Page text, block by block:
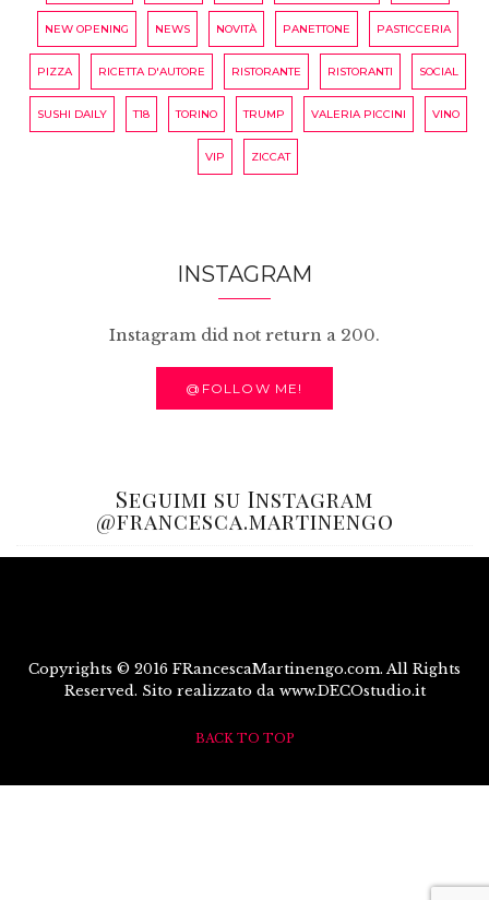
NEW OPENING NEWS NOVITÀ PANETTONE PASTICCERIA
PIZZA RICETTA D'AUTORE RISTORANTE RISTORANTI SOCIAL
SUSHI DAILY T18 TORINO TRUMP VALERIA PICCINI VINO
VIP ZICCAT
INSTAGRAM
Instagram did not return a 200.
@FOLLOW ME!
Seguimi su Instagram
@francesca.martinengo
Copyrights © 2016 FRancescaMartinengo.com. All Rights
Reserved. Sito realizzato da www.DECOstudio.it
BACK TO TOP